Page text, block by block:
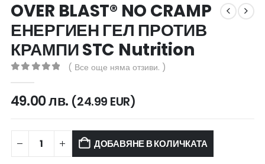
OVER BLAST® NO CRAMP
ЕНЕРГИЕН ГЕЛ ПРОТИВ
КРАМПИ STC Nutrition
( Все още няма отзиви. )
49.00лв. (24.99 EUR)
ДОБАВЯНЕ В КОЛИЧКАТА